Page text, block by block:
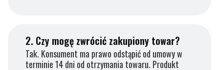
2. Czy mogę zwrócić zakupiony towar?
Tak. Konsument ma prawo odstąpić od umowy w
terminie 14 dni od otrzymania towaru. Produkt